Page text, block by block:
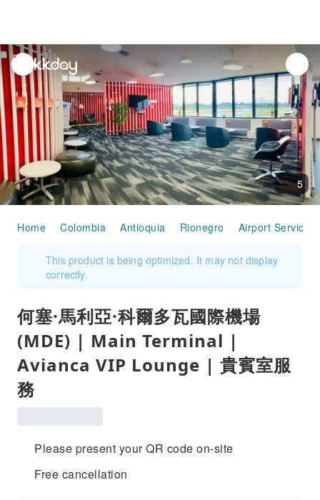
unread
notifications
5
Home Colombia Antioquia Rionegro Airport Services
This product is being optimized. It may not display
correctly.
何塞·馬利亞·科爾多瓦國際機場
(MDE) | Main Terminal |
Avianca VIP Lounge | 貴賓室服
務
Please present your QR code on-site
Free cancellation